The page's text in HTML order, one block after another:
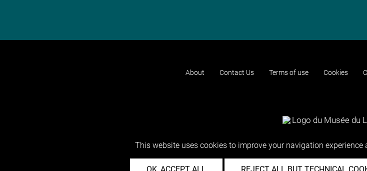
About Contact Us Terms of use Cookies
This website uses cookies to improve your navigation